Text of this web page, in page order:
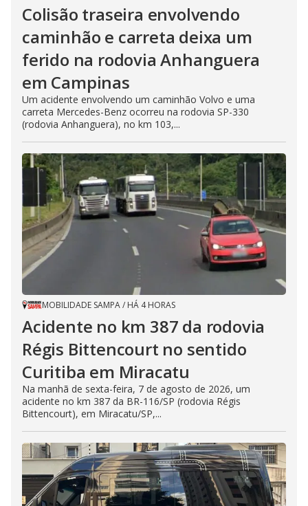
Colisão traseira envolvendo
caminhão e carreta deixa um
ferido na rodovia Anhanguera
em Campinas
Um acidente envolvendo um caminhão Volvo e uma
carreta Mercedes-Benz ocorreu na rodovia SP-330
(rodovia Anhanguera), no km 103,...
MOBILIDADE SAMPA/ HÁ 4 HORAS
Acidente no km 387 da rodovia
Régis Bittencourt no sentido
Curitiba em Miracatu
Na manhã de sexta-feira, 7 de agosto de 2026, um
acidente no km 387 da BR-116/SP (rodovia Régis
Bittencourt), em Miracatu/SP,...